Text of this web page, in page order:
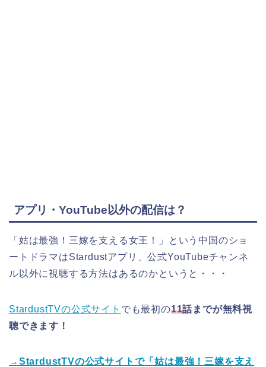
アプリ・YouTube以外の配信は？
「姑は最強！三嫁を支える女王！」という中国のショ
ートドラマはStardustアプリ、公式YouTubeチャンネ
ル以外に視聴する方法はあるのかというと・・・
StardustTVの公式サイト でも最初の11話までが無料視
聴できます！
→StardustTVの公式サイトで「姑は最強！三嫁を支え